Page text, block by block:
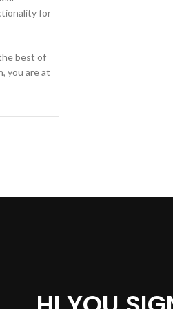
for
best of
you are at